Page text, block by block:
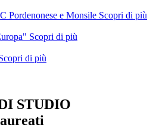
Pordenonese e Monsile Scopri di più
Scopri di più
di più
STUDIO